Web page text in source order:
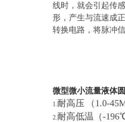
线时，就会引起传
形，产生与流速成
转换电路，将脉冲
微型微小流量液体
1.耐高压 （1.0-
2.耐高低